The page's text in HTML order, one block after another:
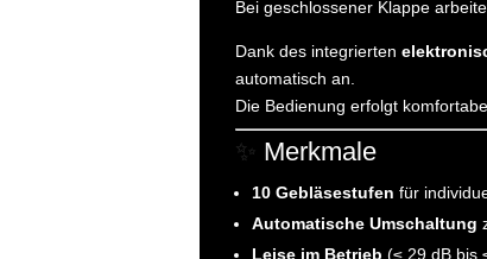
Bei geschlossener Klappe
Dank des integrierten
automatisch an.
Die Bedienung erfolgt
✨ Merkmale
10 Gebläsestufen für
Automatische Umschaltung
Leise im Betrieb (≤ 29 dB bis